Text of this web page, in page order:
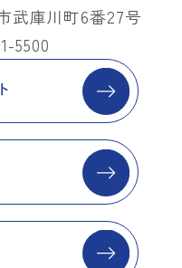
武庫川町6番27号
5500